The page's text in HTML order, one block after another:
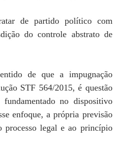
de partido político com
do controle abstrato de
de que a impugnação
STF 564/2015, é questão
no dispositivo
enfoque, a própria previsão
processo legal e ao princípio